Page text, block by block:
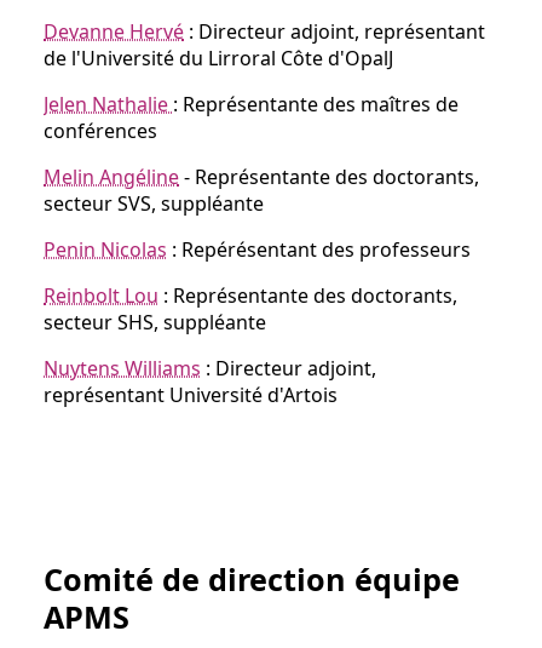
Devanne Hervé : Directeur adjoint, représentant
de l'Université du Lirroral Côte d'OpalJ
Jelen Nathalie : Représentante des maîtres de
conférences
Melin Angéline- Représentante des doctorants,
secteur SVS, suppléante
Penin Nicolas : Repérésentant des professeurs
Reinbolt Lou : Représentante des doctorants,
secteur SHS, suppléante
Nuytens Williams : Directeur adjoint,
représentant Université d'Artois
Comité de direction équipe
APMS